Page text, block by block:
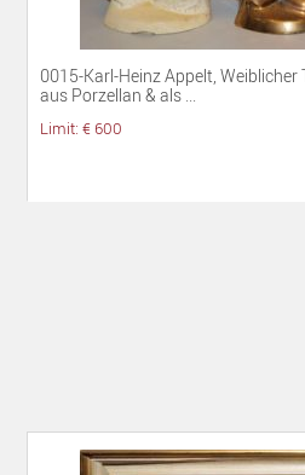
0015-Karl-Heinz Appelt, Weiblicher
aus Porzellan & als ...
Limit: € 600